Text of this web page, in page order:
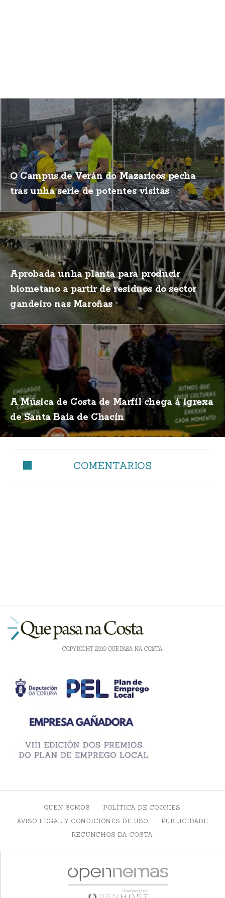
O Campus de Verán do Mazaricos pecha
tras unha serie de potentes visitas
Aprobada unha planta para producir
biometano a partir de residuos do sector
gandeiro nas Maroñas
A Música de Costa de Marfil chega á igrexa
de Santa Baia de Chacín
COMENTARIOS
COPYRIGHT 2019 QUE PASA NA COSTA
QUEN SOMOS
POLÍTICA DE COOKIES
AVISO LEGAL Y CONDICIONES DE USO
PUBLICIDADE
RECUNCHOS DA COSTA